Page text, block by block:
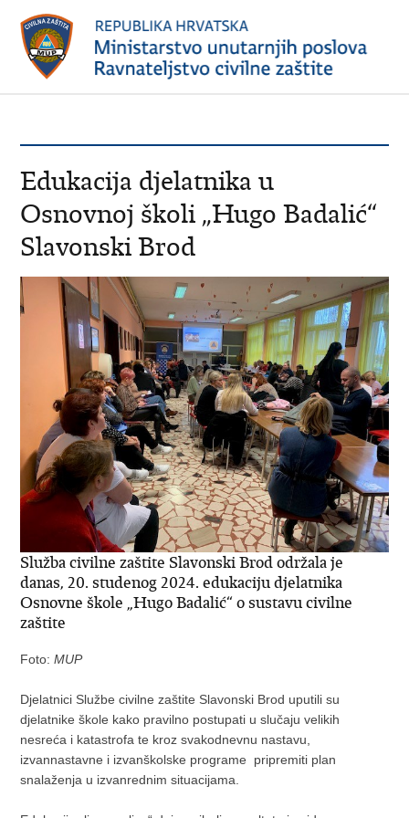
Edukacija djelatnika u
Osnovnoj školi „Hugo Badalić“
Slavonski Brod
Služba civilne zaštite Slavonski Brod održala je
danas, 20. studenog 2024. edukaciju djelatnika
Osnovne škole „Hugo Badalić“ o sustavu civilne
zaštite
Foto:MUP
Djelatnici Službe civilne zaštite Slavonski Brod uputili su
djelatnike škole kako pravilno postupati u slučaju velikih
nesreća i katastrofa te kroz svakodnevnu nastavu,
izvannastavne i izvanškolske programe pripremiti plan
snalaženja u izvanrednim situacijama.